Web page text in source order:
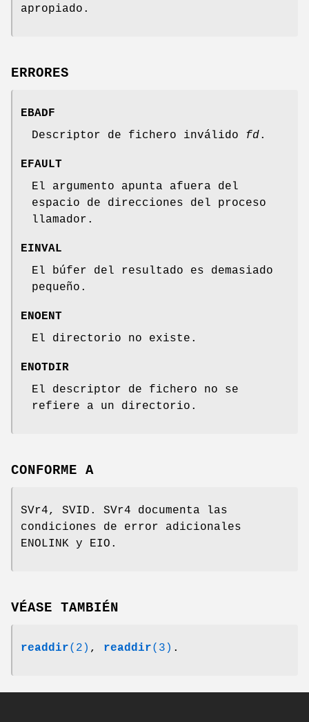
apropiado.
ERRORES
EBADF
Descriptor de fichero inválido fd.
EFAULT
El argumento apunta afuera del
espacio de direcciones del proceso
llamador.
EINVAL
El búfer del resultado es demasiado
pequeño.
ENOENT
El directorio no existe.
ENOTDIR
El descriptor de fichero no se
refiere a un directorio.
CONFORME A
SVr4, SVID. SVr4 documenta las
condiciones de error adicionales
ENOLINK y EIO.
VÉASE TAMBIÉN
readdir(2) , readdir(3) .